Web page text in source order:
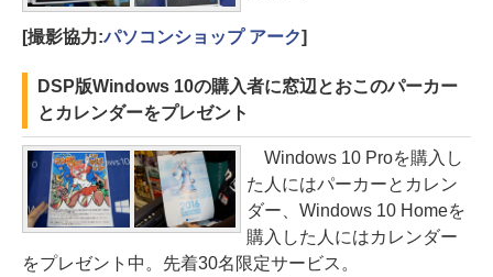
[撮影協力:パソコンショップ アーク]
DSP版Windows 10の購入者に窓辺とおこのパーカー
とカレンダーをプレゼント
Windows 10 Proを購入し
た人にはパーカーとカレン
ダー、Windows 10 Homeを
購入した人にはカレンダー
をプレゼント中。先着30名限定サービス。